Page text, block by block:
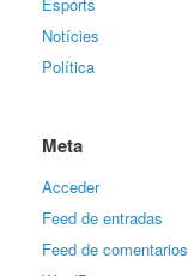
Notícies
Política
Meta
Acceder
Feed de entradas
Feed de comentarios